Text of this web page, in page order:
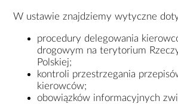
W ustawie znajdziemy wytyczne
procedury delegowania
drogowym na terytorium
Polskiej;
kontroli przestrzegania
kierowców;
obowiązków informacyjnych